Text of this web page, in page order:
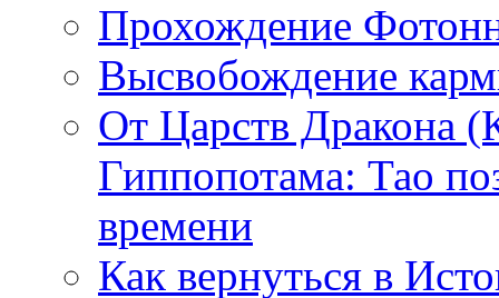
Прохождение
Высвобождение
От Царств Дракона
Гиппопотама: Тао
времени
Как вернуться в